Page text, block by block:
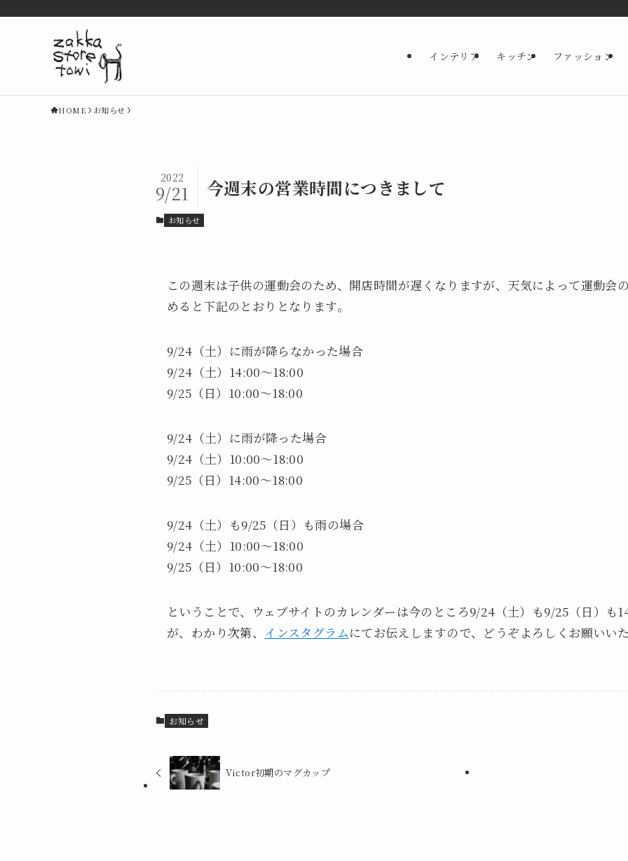
インテリア キッチン ファッション
HOME お知らせ
今週末の営業時間につきまして
2022
9/21
お知らせ
この週末は子供の運動会のため、開店時間が遅くなりますが、天気によって運動会
めると下記のとおりとなります。
9/24（土）に雨が降らなかった場合
9/24（土）14:00～18:00
9/25（日）10:00～18:00
9/24（土）に雨が降った場合
9/24（土）10:00～18:00
9/25（日）14:00～18:00
9/24（土）も9/25（日）も雨の場合
9/24（土）10:00～18:00
9/25（日）10:00～18:00
ということで、ウェブサイトのカレンダーは今のところ9/24（土）も9/25（日）も
が、わかり次第、 インスタグラムにてお伝えしますので、どうぞよろしくお願いいた
お知らせ
Victor初期のマグカップ